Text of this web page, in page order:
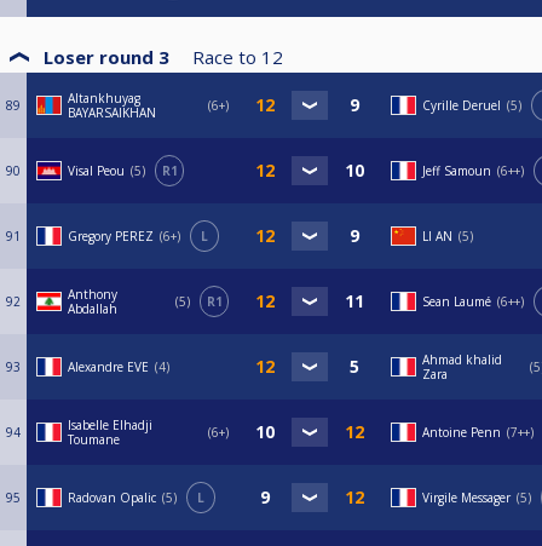
Loser round 3 Race to 12
89
Altankhuyag
BAYARSAIKHAN
6+ Cyrille Deruel 5
90 Visal Peou 5 R1 Jeff Samoun 6++
91 Gregory PEREZ 6+ L LI AN 5
92
Anthony
Abdallah
5 R1 Sean Laumé 6++
93 Alexandre EVE 4
Ahmad khalid
Zara
5
94
Isabelle Elhadji
Toumane
6+ Antoine Penn 7++
95 Radovan Opalic 5 L Virgile Messager 5